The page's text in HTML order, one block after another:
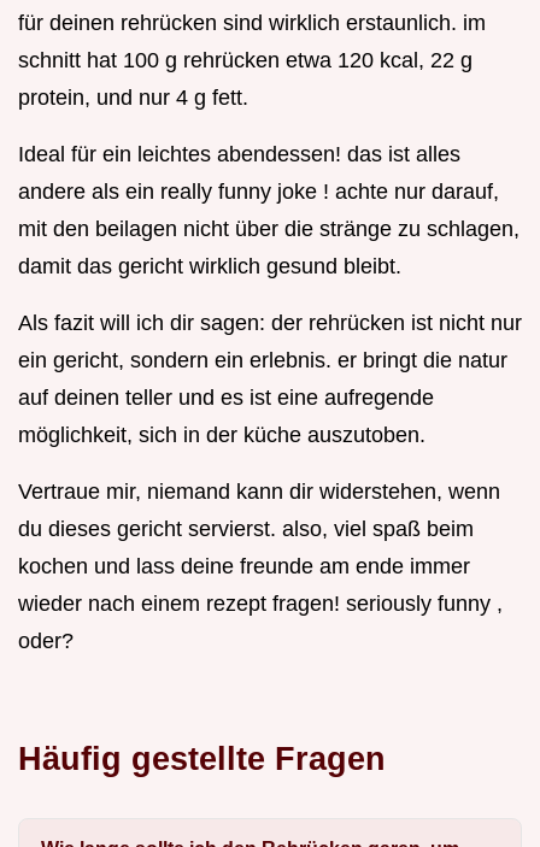
für deinen rehrücken sind wirklich erstaunlich. im
schnitt hat 100 g rehrücken etwa 120 kcal, 22 g
protein, und nur 4 g fett.
Ideal für ein leichtes abendessen! das ist alles
andere als ein really funny joke ! achte nur darauf,
mit den beilagen nicht über die stränge zu schlagen,
damit das gericht wirklich gesund bleibt.
Als fazit will ich dir sagen: der rehrücken ist nicht nur
ein gericht, sondern ein erlebnis. er bringt die natur
auf deinen teller und es ist eine aufregende
möglichkeit, sich in der küche auszutoben.
Vertraue mir, niemand kann dir widerstehen, wenn
du dieses gericht servierst. also, viel spaß beim
kochen und lass deine freunde am ende immer
wieder nach einem rezept fragen! seriously funny ,
oder?
Häufig gestellte Fragen